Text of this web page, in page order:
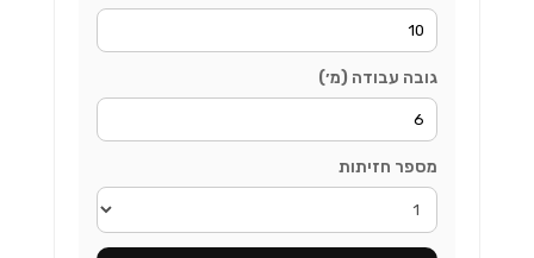
גובה עבודה (מ׳)
מספר חזיתות